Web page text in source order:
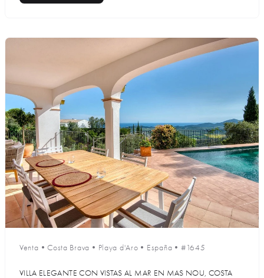
Venta •Costa Brava • Playa d'Aro • España • #1645
VILLA ELEGANTE CON VISTAS AL MAR EN MAS NOU, COSTA